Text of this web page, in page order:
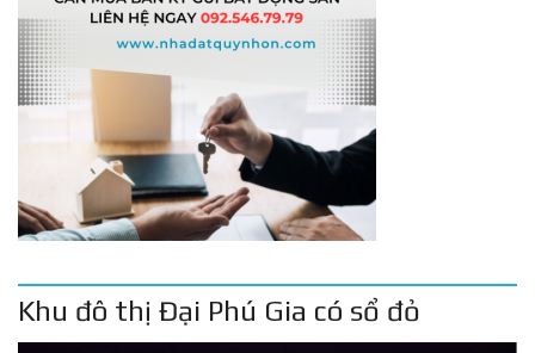
Khu đô thị Đại Phú Gia có sổ đỏ